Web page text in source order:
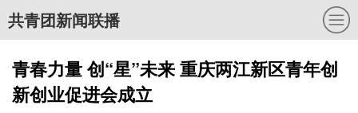
共青团新闻联播
青春力量 创“星”未来 重庆两江新区青年创
新创业促进会成立